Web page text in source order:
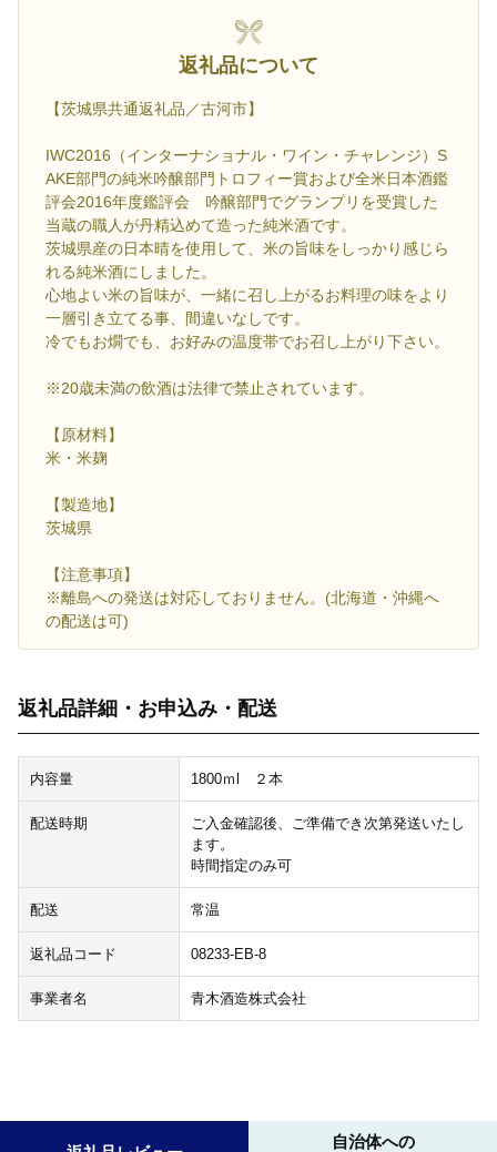
返礼品について
【茨城県共通返礼品／古河市】
IWC2016（インターナショナル・ワイン・チャレンジ）S
AKE部門の純米吟醸部門トロフィー賞および全米日本酒鑑
評会2016年度鑑評会 吟醸部門でグランプリを受賞した
当蔵の職人が丹精込めて造った純米酒です。
茨城県産の日本晴を使用して、米の旨味をしっかり感じら
れる純米酒にしました。
心地よい米の旨味が、一緒に召し上がるお料理の味をより
一層引き立てる事、間違いなしです。
冷でもお燗でも、お好みの温度帯でお召し上がり下さい。
※20歳未満の飲酒は法律で禁止されています。
【原材料】
米・米麹
【製造地】
茨城県
【注意事項】
※離島への発送は対応しておりません。(北海道・沖縄へ
の配送は可)
返礼品詳細・お申込み・配送
内容量 1800ｍl ２本
配送時期
ご入金確認後、ご準備でき次第発送いたし
ます。
時間指定のみ可
配送 常温
返礼品コード 08233-EB-8
事業者名 青木酒造株式会社
自治体への